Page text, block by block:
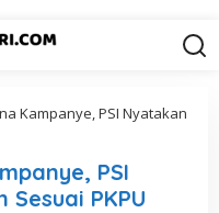
Kampanye, PSI Nyatakan
PSI
PKPU